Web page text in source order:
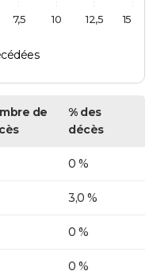
7,5 10 12,5 15
de
% des
décès
0 %
3,0 %
0 %
0 %